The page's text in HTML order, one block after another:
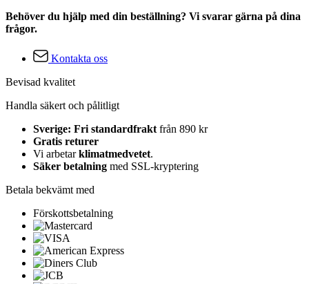
Behöver du hjälp med din beställning? Vi svarar gärna på dina
frågor.
Kontakta oss
Bevisad kvalitet
Handla säkert och pålitligt
Sverige: Fri standardfrakt från 890 kr
Gratis returer
Vi arbetarklimatmedvetet.
Säker betalning med SSL-kryptering
Betala bekvämt med
Förskottsbetalning